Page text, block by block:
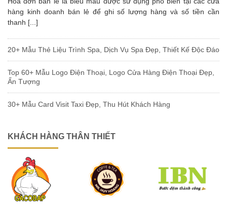
hàng kinh doanh bán lẻ để ghi số lượng hàng và số tiền cần
thanh [...]
20+ Mẫu Thẻ Liệu Trình Spa, Dịch Vụ Spa Đẹp, Thiết Kế Độc Đáo
Top 60+ Mẫu Logo Điện Thoại, Logo Cửa Hàng Điện Thoại Đẹp,
Ấn Tượng
30+ Mẫu Card Visit Taxi Đẹp, Thu Hút Khách Hàng
KHÁCH HÀNG THÂN THIẾT